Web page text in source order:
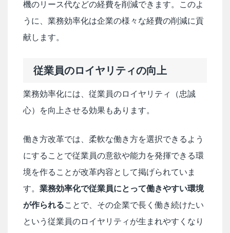
機のリース代などの経費を削減できます。このよ
うに、業務効率化は企業の様々な経費の削減に貢
献します。
従業員のロイヤリティの向上
業務効率化には、従業員のロイヤリティ（忠誠
心）を向上させる効果もあります。
働き方改革では、柔軟な働き方を選択できるよう
にすることで従業員の意欲や能力を発揮できる環
境を作ることが改革内容として掲げられていま
す。 業務効率化で従業員にとって働きやすい環境
が作られることで、その企業で長く働き続けたい
という従業員のロイヤリティが生まれやすくなり